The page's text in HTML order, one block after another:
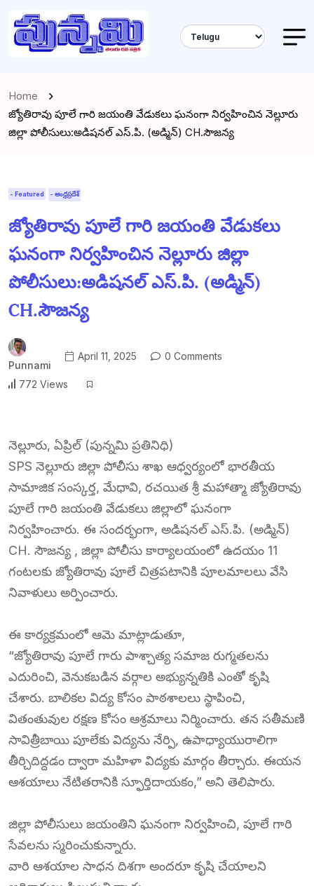
Home
జ్యోతిరావు పూలే గారి జయంతి వేడుకలు ఘనంగా నిర్వహించిన నెల్లూరు
జిల్లా పోలీసులు:అడిషనల్ ఎస్.పి. (అడ్మిన్) CH.సౌజన్య
- Featured - ఆంధ్రప్రదేశ్
జ్యోతిరావు పూలే గారి జయంతి వేడుకలు
ఘనంగా నిర్వహించిన నెల్లూరు జిల్లా
పోలీసులు:అడిషనల్ ఎస్.పి. (అడ్మిన్)
CH.సౌజన్య
Punnami
April 11, 2025 0 Comments
772 Views
నెల్లూరు, ఏప్రిల్ (పున్నమి ప్రతినిధి)
SPS నెల్లూరు జిల్లా పోలీసు శాఖ ఆధ్వర్యంలో భారతీయ
సామాజిక సంస్కర్త, మేధావి, రచయిత శ్రీ మహాత్మా జ్యోతిరావు
పూలే గారి జయంతి వేడుకలు జిల్లాలో ఘనంగా
నిర్వహించారు. ఈ సందర్భంగా, అడిషనల్ ఎస్.పి. (అడ్మిన్)
CH. సౌజన్య , జిల్లా పోలీసు కార్యాలయంలో ఉదయం 11
గంటలకు జ్యోతిరావు పూలే చిత్రపటానికి పూలమాలలు వేసి
నివాళులు అర్పించారు.
ఈ కార్యక్రమంలో ఆమె మాట్లాడుతూ,
“జ్యోతిరావు పూలే గారు పాశ్చాత్య సమాజ రుగ్మతలను
ఎదురించి, వెనుకబడిన వర్గాల అభ్యున్నతికి ఎంతో కృషి
చేశారు. బాలికల విద్య కోసం పాఠశాలలు స్థాపించి,
వితంతువుల రక్షణ కోసం ఆశ్రమాలు నిర్మించారు. తన సతీమణి
సావిత్రీబాయి పూలేకు విద్యను నేర్పి, ఉపాధ్యాయురాలిగా
తీర్చిదిద్దడం ద్వారా మహిళా విద్యకు మార్గం తీర్చారు. ఈయన
ఆశయాలు నేటితరానికి స్ఫూర్తిదాయకం,” అని తెలిపారు.
జిల్లా పోలీసులు జయంతిని ఘనంగా నిర్వహించి, పూలే గారి
సేవలను స్మరించుకున్నారు.
వారి ఆశయాల సాధన దిశగా అందరూ కృషి చేయాలని